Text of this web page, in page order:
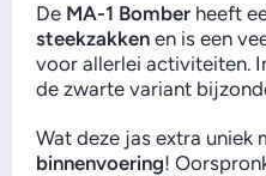
De MA-1 Bomber heeft
steekzakken en is een
voor allerlei activiteiten.
de zwarte variant
Wat deze jas extra uniek
binnenvoering!